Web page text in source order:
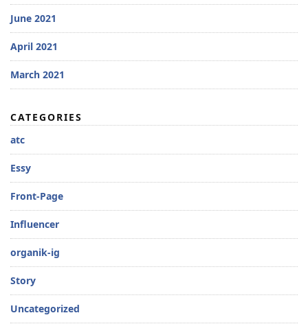
June 2021
April 2021
March 2021
CATEGORIES
atc
Essy
Front-Page
Influencer
organik-ig
Story
Uncategorized